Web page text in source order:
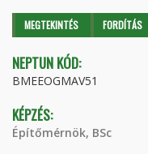
Elsődleges fülek
MEGTEKINTÉS (AKTÍVFORDÍTÁS
NEPTUN KÓD:
BMEEOGMAV51
KÉPZÉS:
Építőmérnök, BSc